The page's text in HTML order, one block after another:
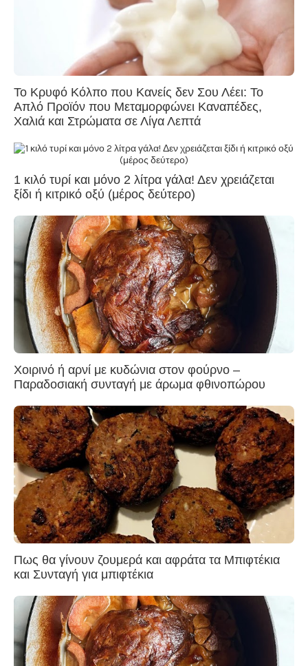
Το Κρυφό Κόλπο που Κανείς δεν Σου Λέει: Το
Απλό Προϊόν που Μεταμορφώνει Καναπέδες,
Χαλιά και Στρώματα σε Λίγα Λεπτά
1 κιλό τυρί και μόνο 2 λίτρα γάλα! Δεν χρειάζεται
ξίδι ή κιτρικό οξύ (μέρος δεύτερο)
Χοιρινό ή αρνί με κυδώνια στον φούρνο –
Παραδοσιακή συνταγή με άρωμα φθινοπώρου
Πως θα γίνουν ζουμερά και αφράτα τα Μπιφτέκια
και Συνταγή για μπιφτέκια